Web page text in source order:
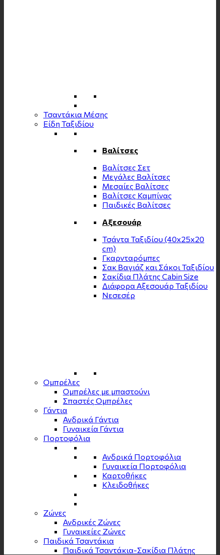
Τσαντάκια Μέσης
Είδη Ταξιδίου
Βαλίτσες
Βαλίτσες Σετ
Μεγάλες Βαλίτσες
Μεσαίες Βαλίτσες
Βαλίτσες Καμπίνας
Παιδικές Βαλίτσες
Αξεσουάρ
Τσάντα Ταξιδίου (40x25x20
cm)
Γκαρνταρόμπες
Σακ Βαγιάζ και Σάκοι Ταξιδίου
Σακίδια Πλάτης Cabin Size
Διάφορα Αξεσουάρ Ταξιδίου
Νεσεσέρ
Ομπρέλες
Ομπρέλες με μπαστούνι
Σπαστές Ομπρέλες
Γάντια
Ανδρικά Γάντια
Γυναικεία Γάντια
Πορτοφόλια
Ανδρικά Πορτοφόλια
Γυναικεία Πορτοφόλια
Καρτοθήκες
Κλειδοθήκες
Zώνες
Ανδρικές Ζώνες
Γυναικείες Ζώνες
Παιδικά Τσαντάκια
Παιδικά Τσαντάκια-Σακίδια Πλάτης